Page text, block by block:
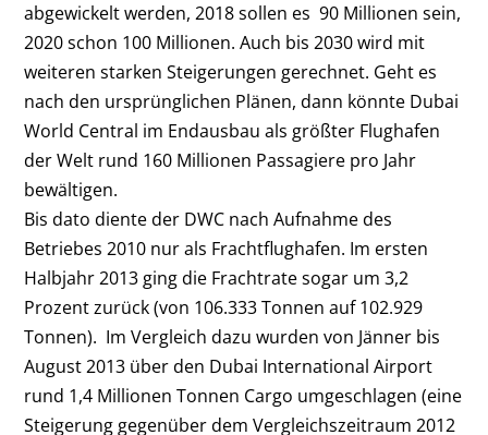
abgewickelt werden, 2018 sollen es 90 Millionen sein,
2020 schon 100 Millionen. Auch bis 2030 wird mit
weiteren starken Steigerungen gerechnet. Geht es
nach den ursprünglichen Plänen, dann könnte Dubai
World Central im Endausbau als größter Flughafen
der Welt rund 160 Millionen Passagiere pro Jahr
bewältigen.
Bis dato diente der DWC nach Aufnahme des
Betriebes 2010 nur als Frachtflughafen. Im ersten
Halbjahr 2013 ging die Frachtrate sogar um 3,2
Prozent zurück (von 106.333 Tonnen auf 102.929
Tonnen). Im Vergleich dazu wurden von Jänner bis
August 2013 über den Dubai International Airport
rund 1,4 Millionen Tonnen Cargo umgeschlagen (eine
Steigerung gegenüber dem Vergleichszeitraum 2012